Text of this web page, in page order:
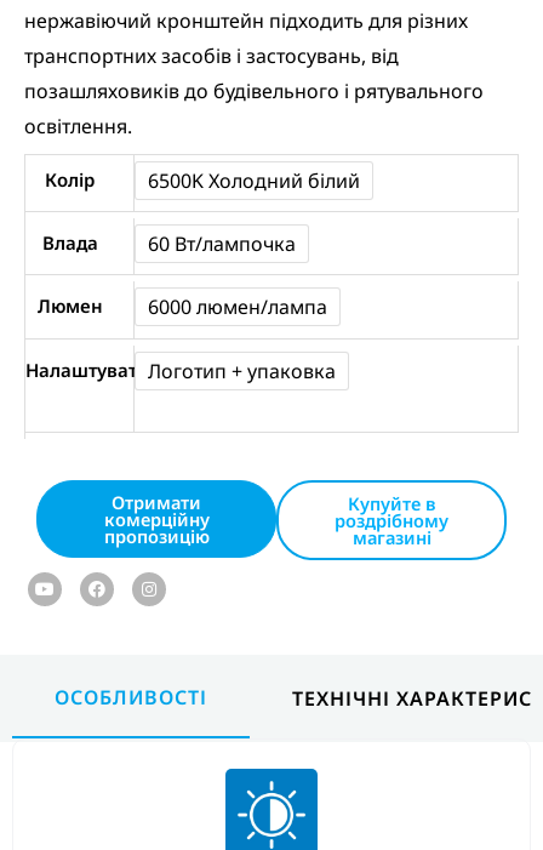
нержавіючий кронштейн підходить для різних
транспортних засобів і застосувань, від
позашляховиків до будівельного і рятувального
освітлення.
Колір 6500K Холодний білий
Влада 60 Вт/лампочка
Люмен 6000 люмен/лампа
Налаштувати Логотип + упаковка
4’’Inch
LED
Pods
120W
Combo
6500K
White
кількість
Отримати
комерційну
пропозицію
Купуйте в
роздрібному
магазині
YoutubeFacebookInstagram
ОСОБЛИВОСТІ ТЕХНІЧНІ